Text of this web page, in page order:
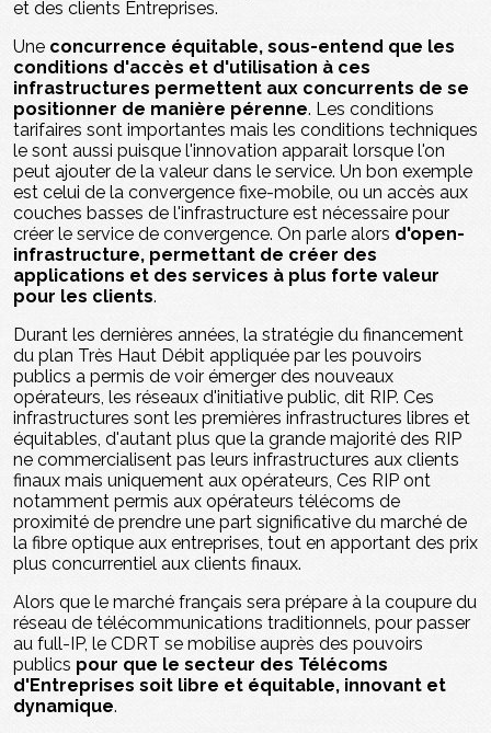
et des clients Entreprises.
Une concurrence équitable, sous-entend que les
conditions d'accès et d'utilisation à ces
infrastructures permettent aux concurrents de se
positionner de manière pérenne. Les conditions
tarifaires sont importantes mais les conditions techniques
le sont aussi puisque l'innovation apparait lorsque l'on
peut ajouter de la valeur dans le service. Un bon exemple
est celui de la convergence fixe-mobile, ou un accès aux
couches basses de l'infrastructure est nécessaire pour
créer le service de convergence. On parle alors d'open-
infrastructure, permettant de créer des
applications et des services à plus forte valeur
pour les clients.
Durant les dernières années, la stratégie du financement
du plan Très Haut Débit appliquée par les pouvoirs
publics a permis de voir émerger des nouveaux
opérateurs, les réseaux d'initiative public, dit RIP. Ces
infrastructures sont les premières infrastructures libres et
équitables, d'autant plus que la grande majorité des RIP
ne commercialisent pas leurs infrastructures aux clients
finaux mais uniquement aux opérateurs, Ces RIP ont
notamment permis aux opérateurs télécoms de
proximité de prendre une part significative du marché de
la fibre optique aux entreprises, tout en apportant des prix
plus concurrentiel aux clients finaux.
Alors que le marché français sera prépare à la coupure du
réseau de télécommunications traditionnels, pour passer
au full-IP, le CDRT se mobilise auprès des pouvoirs
publics pour que le secteur des Télécoms
d'Entreprises soit libre et équitable, innovant et
dynamique.